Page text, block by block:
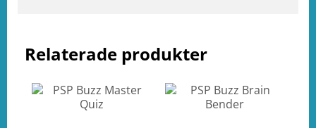
Relaterade produkter